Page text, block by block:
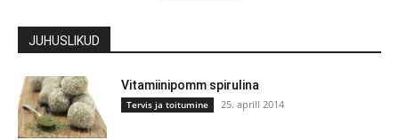
JUHUSLIKUD
Vitamiinipomm spirulina
Tervis ja toitumine 25. aprill 2014